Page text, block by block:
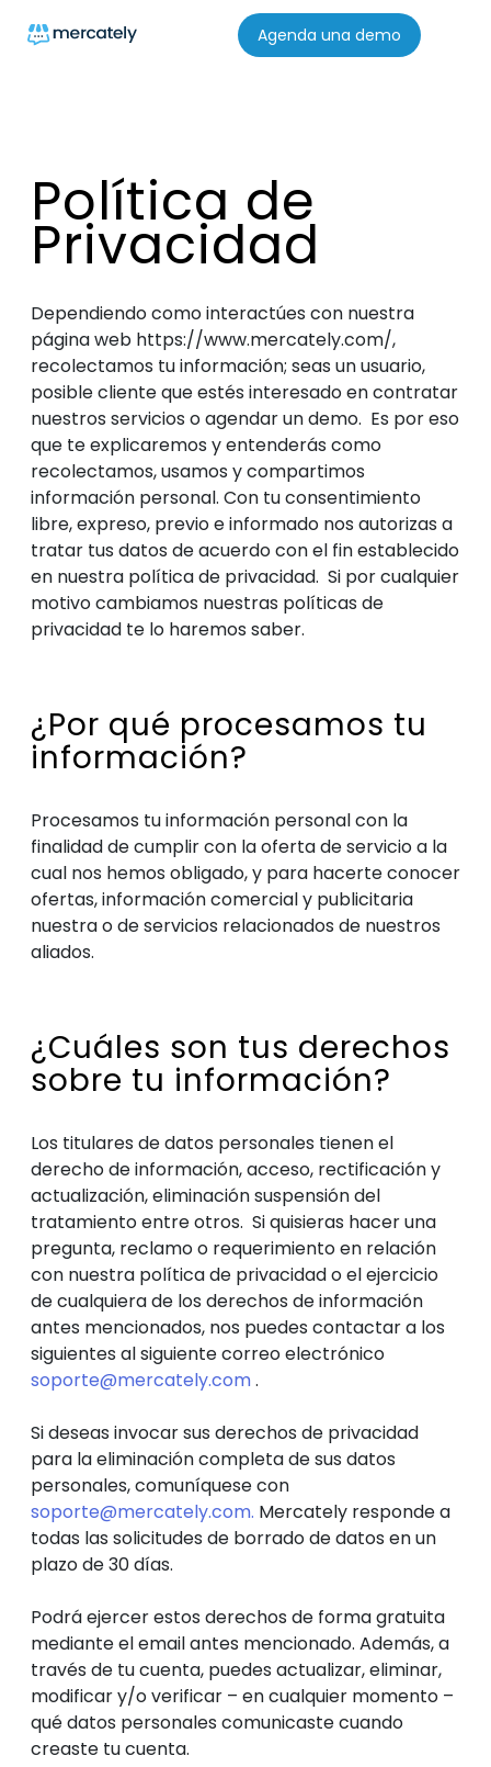
Agenda una demo
Política de
Privacidad
Dependiendo como interactúes con nuestra
página web https://www.mercately.com/,
recolectamos tu información; seas un usuario,
posible cliente que estés interesado en contratar
nuestros servicios o agendar un demo. Es por eso
que te explicaremos y entenderás como
recolectamos, usamos y compartimos
información personal. Con tu consentimiento
libre, expreso, previo e informado nos autorizas a
tratar tus datos de acuerdo con el fin establecido
en nuestra política de privacidad. Si por cualquier
motivo cambiamos nuestras políticas de
privacidad te lo haremos saber.
¿Por qué procesamos tu
información?
Procesamos tu información personal con la
finalidad de cumplir con la oferta de servicio a la
cual nos hemos obligado, y para hacerte conocer
ofertas, información comercial y publicitaria
nuestra o de servicios relacionados de nuestros
aliados.
¿Cuáles son tus derechos
sobre tu información?
Los titulares de datos personales tienen el
derecho de información, acceso, rectificación y
actualización, eliminación suspensión del
tratamiento entre otros. Si quisieras hacer una
pregunta, reclamo o requerimiento en relación
con nuestra política de privacidad o el ejercicio
de cualquiera de los derechos de información
antes mencionados, nos puedes contactar a los
siguientes al siguiente correo electrónico
soporte@mercately.com.
Si deseas invocar sus derechos de privacidad
para la eliminación completa de sus datos
personales, comuníquese con
soporte@mercately.com. Mercately responde a
todas las solicitudes de borrado de datos en un
plazo de 30 días.
Podrá ejercer estos derechos de forma gratuita
mediante el email antes mencionado. Además, a
través de tu cuenta, puedes actualizar, eliminar,
modificar y/o verificar – en cualquier momento –
qué datos personales comunicaste cuando
creaste tu cuenta.